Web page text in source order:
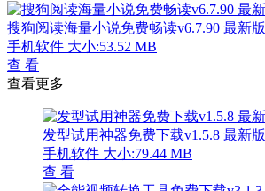
搜狗阅读海量小说免费畅读v6.7.90 最新版
手机软件 大小:53.52 MB
查 看
查看更多
发型试用神器免费下载v1.5.8 最新版
手机软件 大小:79.44 MB
查 看